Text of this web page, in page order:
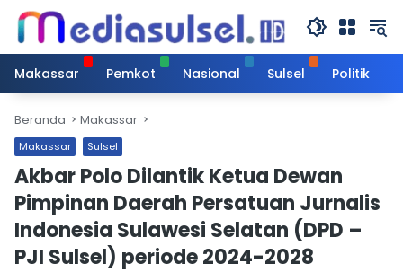
Langsung
konten
Makassar
Pemkot Nasional Sulsel Politik
Beranda Makassar
Makassar Sulsel
Akbar Polo Dilantik Ketua Dewan
Pimpinan Daerah Persatuan Jurnalis
Indonesia Sulawesi Selatan (DPD –
PJI Sulsel) periode 2024-2028